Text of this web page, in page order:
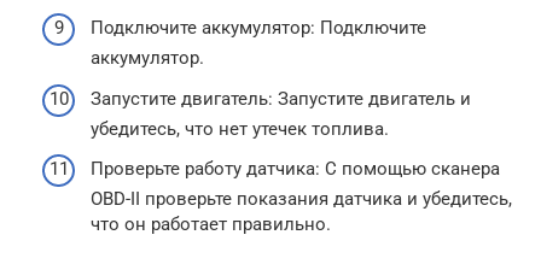
Подключите аккумулятор: Подключите
аккумулятор.
Запустите двигатель: Запустите двигатель и
убедитесь, что нет утечек топлива.
Проверьте работу датчика: С помощью сканера
OBD-II проверьте показания датчика и убедитесь,
что он работает правильно.